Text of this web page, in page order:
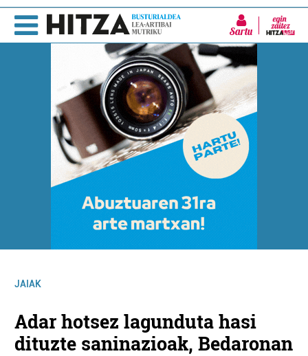
Sartu
JAIAK
Adar hotsez lagunduta hasi
dituzte saninazioak, Bedaronan